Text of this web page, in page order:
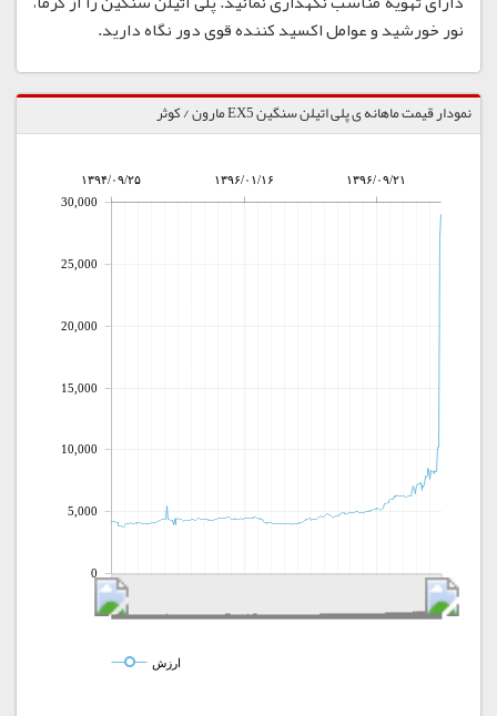
نور خورشید و عوامل اکسید کننده قوی دور نگاه دارید.
نمودار قیمت ماهانه ی پلی اتیلن سنگین EX5 مارون / کوثر
۱۳۹۴/۰۹/۲۵ ۱۳۹۶/۰۱/۱۶ ۱۳۹۶/۰۹/۲۱
0
5,000
10,000
15,000
20,000
25,000
30,000
ارزش